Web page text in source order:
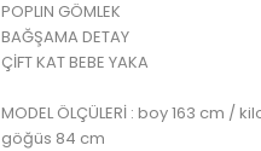
POPLIN GÖMLEK
BAĞŞAMA DETAY
ÇİFT KAT BEBE YAKA
MODEL ÖLÇÜLERİ : boy 163 cm
göğüs 84 cm